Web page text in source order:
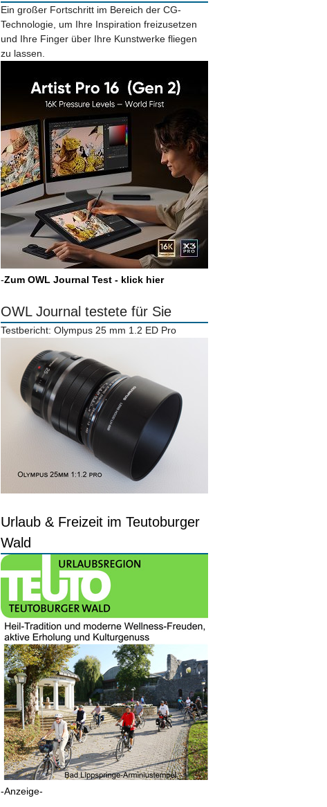
Ein großer Fortschritt im Bereich der CG-
Technologie, um Ihre Inspiration freizusetzen
und Ihre Finger über Ihre Kunstwerke fliegen
zu lassen.
-Zum OWL Journal Test - klick hier
OWL Journal testete für Sie
Testbericht: Olympus 25 mm 1.2 ED Pro
Urlaub & Freizeit im Teutoburger
Wald
-Anzeige-